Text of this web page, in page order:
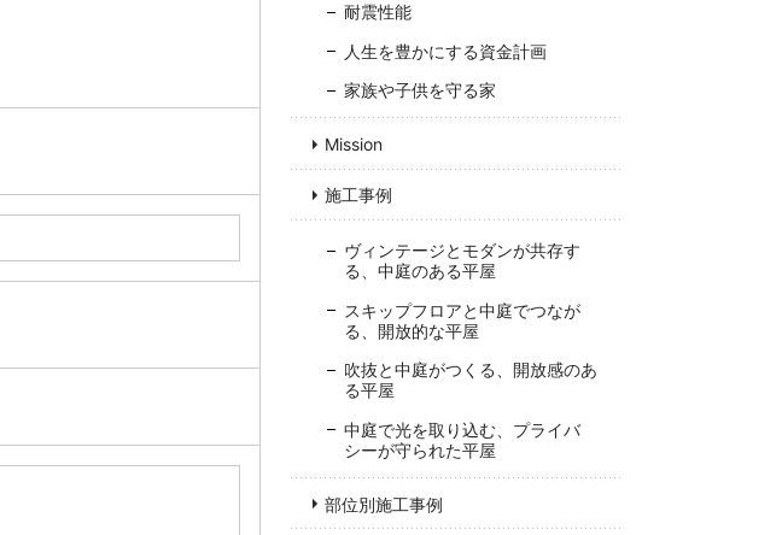
耐震性能
人生を豊かにする資金計画
家族や子供を守る家
Mission
施工事例
ヴィンテージとモダンが共存す
る、中庭のある平屋
スキップフロアと中庭でつなが
る、開放的な平屋
吹抜と中庭がつくる、開放感のあ
る平屋
中庭で光を取り込む、プライバ
シーが守られた平屋
部位別施工事例